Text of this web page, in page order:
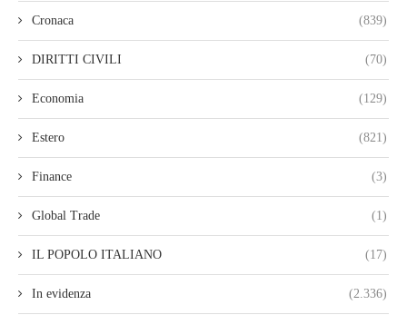
Cronaca (839)
DIRITTI CIVILI (70)
Economia (129)
Estero (821)
Finance (3)
Global Trade (1)
IL POPOLO ITALIANO (17)
In evidenza (2.336)